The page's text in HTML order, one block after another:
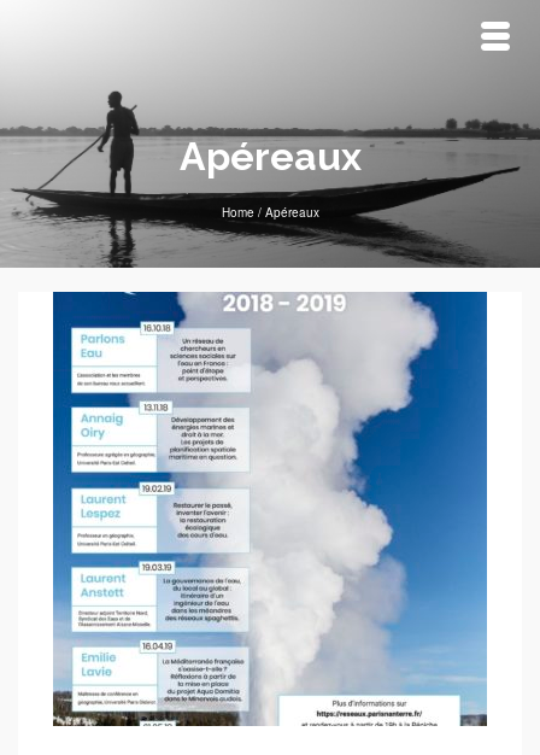
Apéreaux
Home / Apéreaux